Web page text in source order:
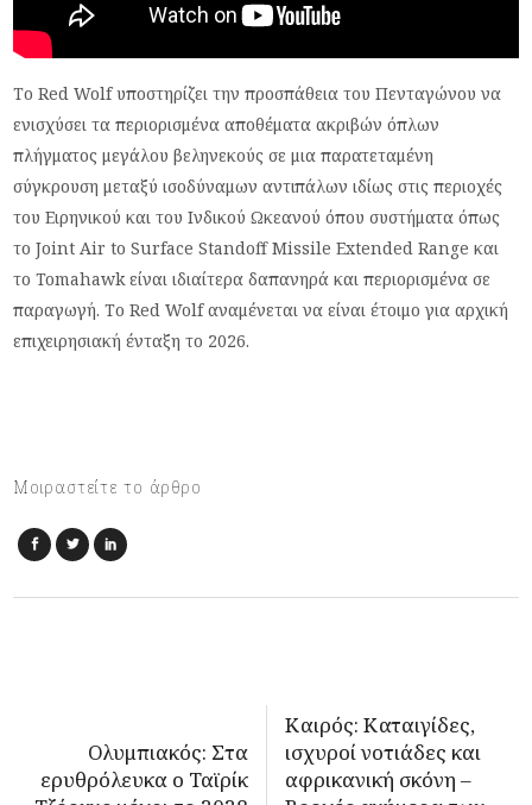
Το Red Wolf υποστηρίζει την προσπάθεια του Πενταγώνου να
ενισχύσει τα περιορισμένα αποθέματα ακριβών όπλων
πλήγματος μεγάλου βεληνεκούς σε μια παρατεταμένη
σύγκρουση μεταξύ ισοδύναμων αντιπάλων ιδίως στις περιοχές
του Ειρηνικού και του Ινδικού Ωκεανού όπου συστήματα όπως
το Joint Air to Surface Standoff Missile Extended Range και
το Tomahawk είναι ιδιαίτερα δαπανηρά και περιορισμένα σε
παραγωγή. Το Red Wolf αναμένεται να είναι έτοιμο για αρχική
επιχειρησιακή ένταξη το 2026.
Μοιραστείτε το άρθρο
Ολυμπιακός: Στα
ερυθρόλευκα ο Ταϊρίκ
Καιρός: Καταιγίδες,
ισχυροί νοτιάδες και
αφρικανική σκόνη –